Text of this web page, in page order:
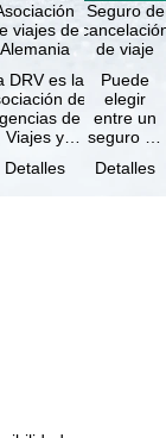
viajes de
Alemania
DRV es la
de
de
Viajes y
más grande
Detalles
Seguro de
de viaje
Puede
elegir
entre un
seguro de
de viaje
Detalles